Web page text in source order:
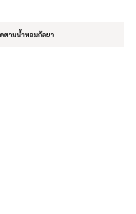
ตามน้ำหอมกัลยา